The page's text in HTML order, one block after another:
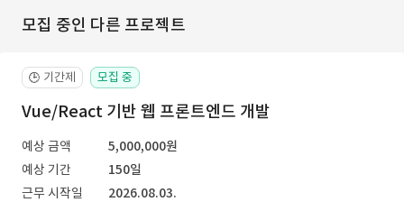
모집 중인 다른 프로젝트
🕒 기간제 모집 중
Vue/React 기반 웹 프론트엔드 개발
예상 금액
5,000,000원
예상 기간
150일
근무 시작일
2026.08.03.